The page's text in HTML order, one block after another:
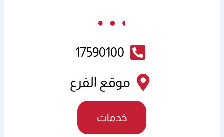
17590100
موقع الفرع
خدمات